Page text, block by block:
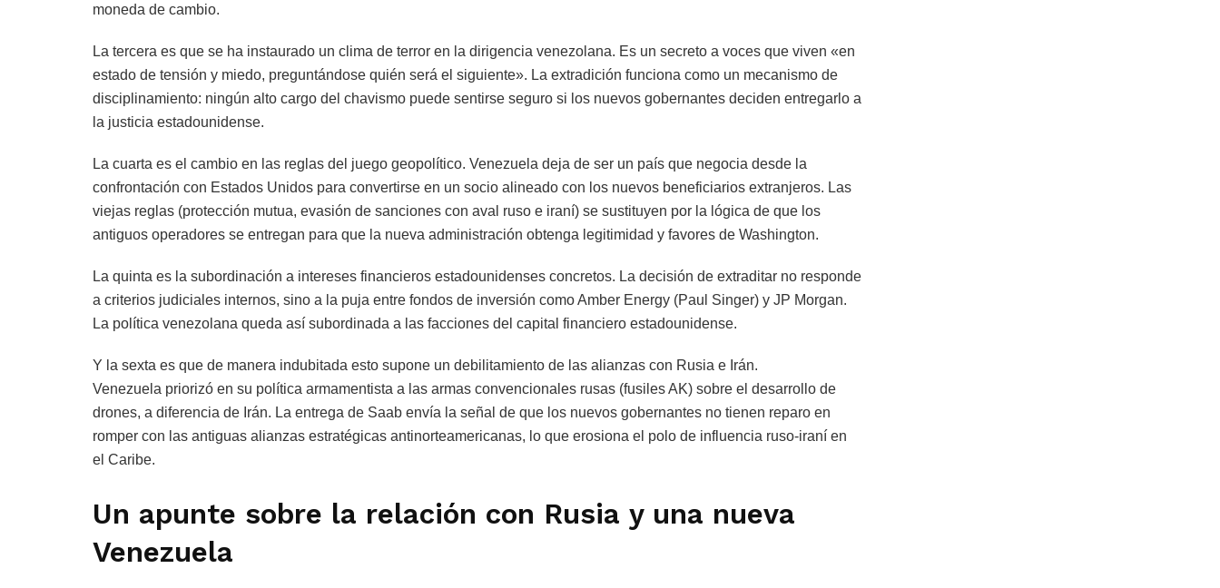
moneda de cambio.
La tercera es que se ha instaurado un clima de terror en la dirigencia venezolana. Es un secreto a voces que viven «en
estado de tensión y miedo, preguntándose quién será el siguiente». La extradición funciona como un mecanismo de
disciplinamiento: ningún alto cargo del chavismo puede sentirse seguro si los nuevos gobernantes deciden entregarlo a
la justicia estadounidense.
La cuarta es el cambio en las reglas del juego geopolítico. Venezuela deja de ser un país que negocia desde la
confrontación con Estados Unidos para convertirse en un socio alineado con los nuevos beneficiarios extranjeros. Las
viejas reglas (protección mutua, evasión de sanciones con aval ruso e iraní) se sustituyen por la lógica de que los
antiguos operadores se entregan para que la nueva administración obtenga legitimidad y favores de Washington.
La quinta es la subordinación a intereses financieros estadounidenses concretos. La decisión de extraditar no responde
a criterios judiciales internos, sino a la puja entre fondos de inversión como Amber Energy (Paul Singer) y JP Morgan.
La política venezolana queda así subordinada a las facciones del capital financiero estadounidense.
Y la sexta es que de manera indubitada esto supone un debilitamiento de las alianzas con Rusia e Irán.
Venezuela priorizó en su política armamentista a las armas convencionales rusas (fusiles AK) sobre el desarrollo de
drones, a diferencia de Irán. La entrega de Saab envía la señal de que los nuevos gobernantes no tienen reparo en
romper con las antiguas alianzas estratégicas antinorteamericanas, lo que erosiona el polo de influencia ruso-iraní en
el Caribe.
Un apunte sobre la relación con Rusia y una nueva
Venezuela